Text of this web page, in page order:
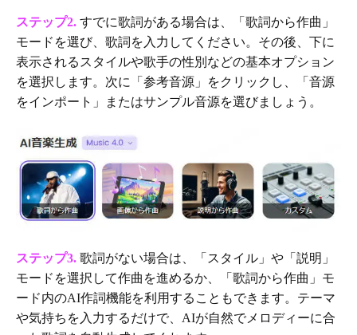
ステップ2. すでに歌詞がある場合は、「歌詞から作曲」
モードを選び、歌詞を入力してください。その後、下に
表示されるスタイルや歌手の性別などの基本オプション
を選択します。次に「参考音源」をクリックし、「音源
をインポート」またはサンプル音源を選びましょう。
ステップ3. 歌詞がない場合は、「スタイル」や「説明」
モードを選択して作曲を進めるか、「歌詞から作曲」モ
ード内のAI作詞機能を利用することもできます。テーマ
や気持ちを入力するだけで、AIが自然でメロディーに合